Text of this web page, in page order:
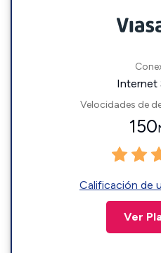
Internet
Velocidades de
150
Calificación de
Ver